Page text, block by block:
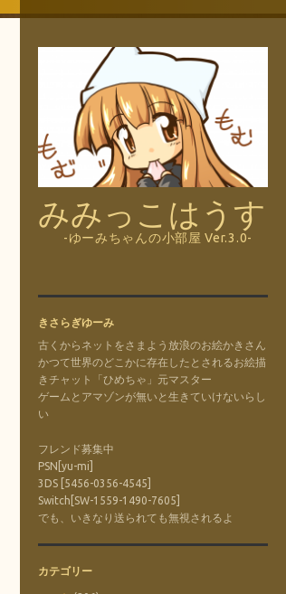
みみっこはうす
-ゆーみちゃんの小部屋 Ver.3.0-
きさらぎゆーみ
古くからネットをさまよう放浪のお絵かきさん
かつて世界のどこかに存在したとされるお絵描
きチャット「ひめちゃ」元マスター
ゲームとアマゾンが無いと生きていけないらし
い
フレンド募集中
PSN[yu-mi]
3DS [5456-0356-4545]
Switch[SW-1559-1490-7605]
でも、いきなり送られても無視されるよ
カテゴリー